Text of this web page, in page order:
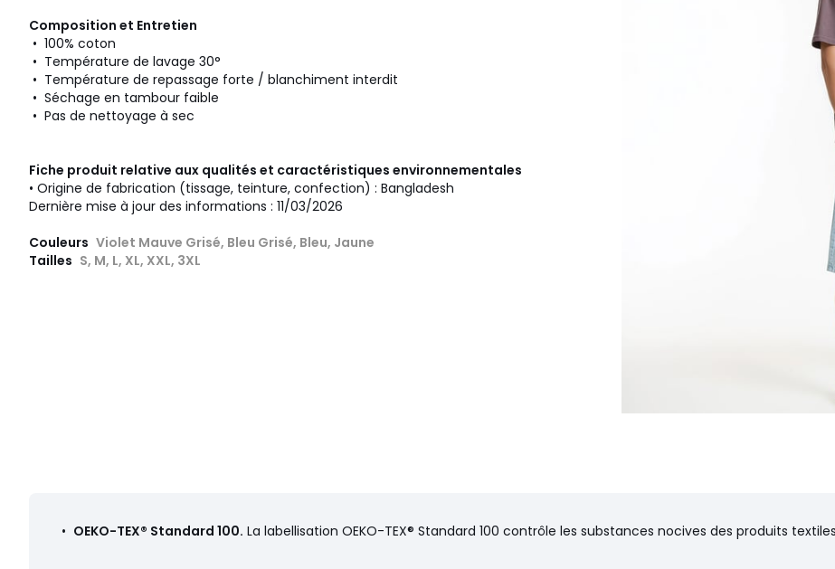
Composition et Entretien
• 100% coton
• Température de lavage 30°
• Température de repassage forte / blanchiment interdit
• Séchage en tambour faible
• Pas de nettoyage à sec
Fiche produit relative aux qualités et caractéristiques environnementales
• Origine de fabrication (tissage, teinture, confection) : Bangladesh
Dernière mise à jour des informations : 11/03/2026
Couleurs Violet Mauve Grisé, Bleu Grisé, Bleu, Jaune
Tailles S, M, L, XL, XXL, 3XL
• OEKO-TEX® Standard 100. La labellisation OEKO-TEX® Standard 100 contrôle les substances nocives des produits